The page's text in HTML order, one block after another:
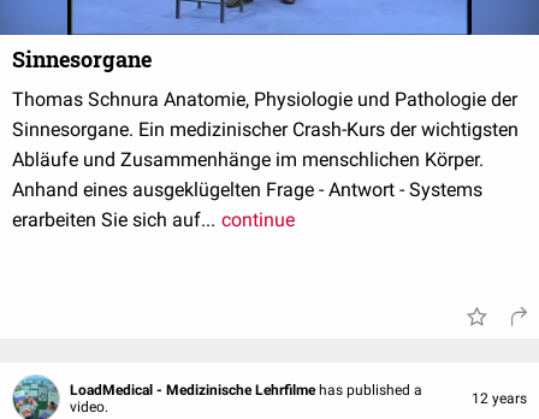
Sinnesorgane
Thomas Schnura Anatomie, Physiologie und Pathologie der
Sinnesorgane. Ein medizinischer Crash-Kurs der wichtigsten
Abläufe und Zusammenhänge im menschlichen Körper.
Anhand eines ausgeklügelten Frage - Antwort - Systems
erarbeiten Sie sich auf... continue
LoadMedical - Medizinische Lehrfilme has published a
video.
12 years